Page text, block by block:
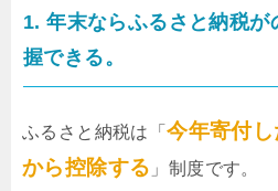
1. 年末ならふるさと納税が
握できる。
ふるさと納税は「今年寄付
から控除する 」制度です。